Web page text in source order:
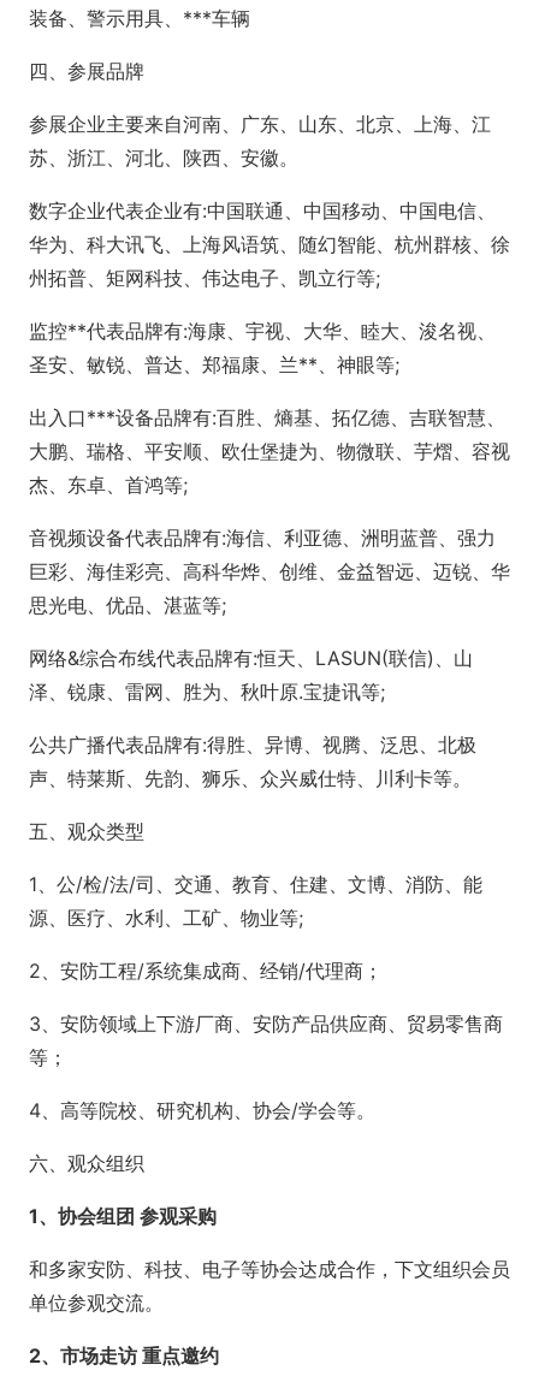
装备、警示用具、***车辆
四、参展品牌
参展企业主要来自河南、广东、山东、北京、上海、江
苏、浙江、河北、陕西、安徽。
数字企业代表企业有:中国联通、中国移动、中国电信、
华为、科大讯飞、上海风语筑、随幻智能、杭州群核、徐
州拓普、矩网科技、伟达电子、凯立行等;
监控**代表品牌有:海康、宇视、大华、睦大、浚名视、
圣安、敏锐、普达、郑福康、兰**、神眼等;
出入口***设备品牌有:百胜、熵基、拓亿德、吉联智慧、
大鹏、瑞格、平安顺、欧仕堡捷为、物微联、芋熠、容视
杰、东卓、首鸿等;
音视频设备代表品牌有:海信、利亚德、洲明蓝普、强力
巨彩、海佳彩亮、高科华烨、创维、金益智远、迈锐、华
思光电、优品、湛蓝等;
网络&综合布线代表品牌有:恒天、LASUN(联信)、山
泽、锐康、雷网、胜为、秋叶原.宝捷讯等;
公共广播代表品牌有:得胜、异博、视腾、泛思、北极
声、特莱斯、先韵、狮乐、众兴威仕特、川利卡等。
五、观众类型
1、公/检/法/司、交通、教育、住建、文博、消防、能
源、医疗、水利、工矿、物业等;
2、安防工程/系统集成商、经销/代理商；
3、安防领域上下游厂商、安防产品供应商、贸易零售商
等；
4、高等院校、研究机构、协会/学会等。
六、观众组织
1、协会组团 参观采购
和多家安防、科技、电子等协会达成合作，下文组织会员
单位参观交流。
2、市场走访 重点邀约